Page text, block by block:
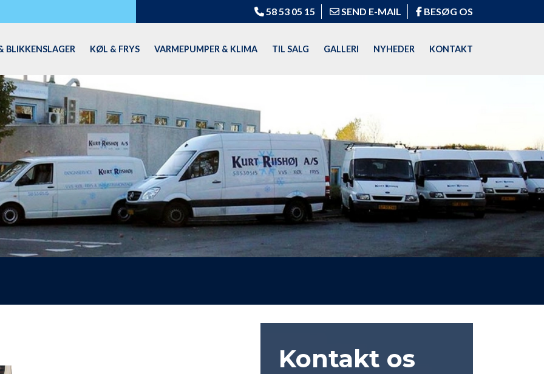
58 53 05 15 SEND E-MAIL BESØG OS
BLIKKENSLAGER KØL & FRYS VARMEPUMPER & KLIMA TIL SALG GALLERI NYHEDER KONTAKT
Kontakt os